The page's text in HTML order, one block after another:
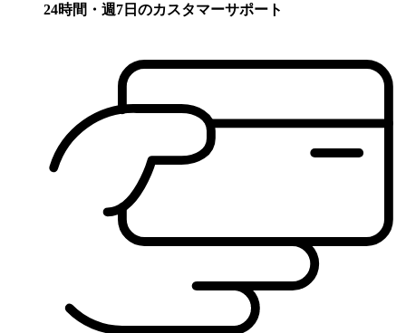
24時間・週7日のカスタマーサポート